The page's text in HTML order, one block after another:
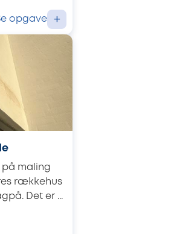
opgave +
maling
rækkehus
Det er ...